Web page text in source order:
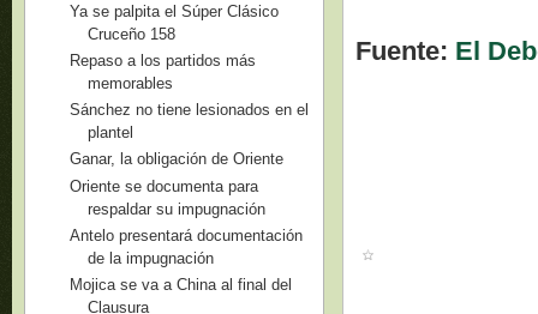
Fuente: El
Ya se palpita el Súper Clásico
Cruceño 158
Repaso a los partidos más
memorables
Sánchez no tiene lesionados en el
plantel
Ganar, la obligación de Oriente
Oriente se documenta para
respaldar su impugnación
Antelo presentará documentación
de la impugnación
Mojica se va a China al final del
Clausura